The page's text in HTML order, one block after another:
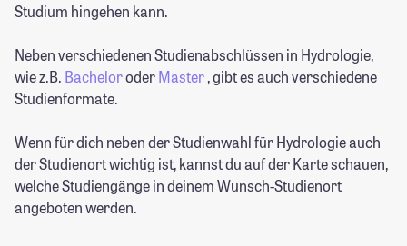
Studium hingehen kann.
Neben verschiedenen Studienabschlüssen in Hydrologie,
wie z.B. BacheloroderMaster, gibt es auch verschiedene
Studienformate.
Wenn für dich neben der Studienwahl für Hydrologie auch
der Studienort wichtig ist, kannst du auf der Karte schauen,
welche Studiengänge in deinem Wunsch-Studienort
angeboten werden.